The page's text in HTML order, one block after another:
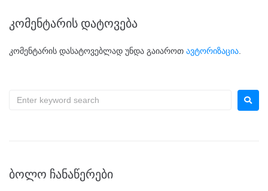
კომენტარის დატოვება
კომენტარის დასატოვებლად უნდა გაიაროთ ავტორიზაცია
ᲑᲝᲚᲝ ᲩᲐᲜᲐᲬᲔᲠᲔᲑᲘ